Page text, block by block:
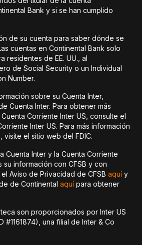
Bank y si se han cumplido
de su cuenta para saber dónde se
cuentas en Continental Bank solo
residentes de EE. UU., al
de Social Security o un Individual
Number.
sobre su Cuenta Inter,
Cuenta Inter. Para obtener más
Corriente Inter US, consulte el
Inter US. Para más información
visite el sitio web del FDIC.
Cuenta Inter y la Cuenta Corriente
su información con CFSB y con
Aviso de Privacidad de CFSB aquí y
de Continental aquí para obtener
son proporcionados por Inter US
#1161874), una filial de Inter & Co